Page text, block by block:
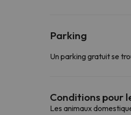
Parking
Un parking gratuit se
Conditions pour
Les animaux